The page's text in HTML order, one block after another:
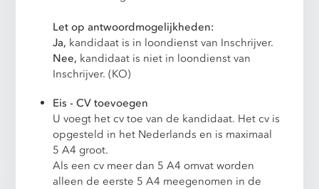
Let op antwoordmogelijkheden:
Ja, kandidaat is in loondienst van Inschrijver.
Nee, kandidaat is niet in loondienst van
Inschrijver. (KO)
Eis - CV toevoegen
U voegt het cv toe van de kandidaat. Het cv is
opgesteld in het Nederlands en is maximaal
5 A4 groot.
Als een cv meer dan 5 A4 omvat worden
alleen de eerste 5 A4 meegenomen in de